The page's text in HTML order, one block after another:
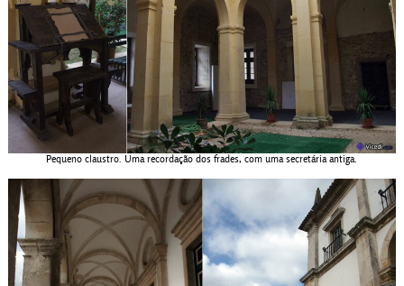
Pequeno claustro. Uma recordação dos frades, com uma secretária antiga.